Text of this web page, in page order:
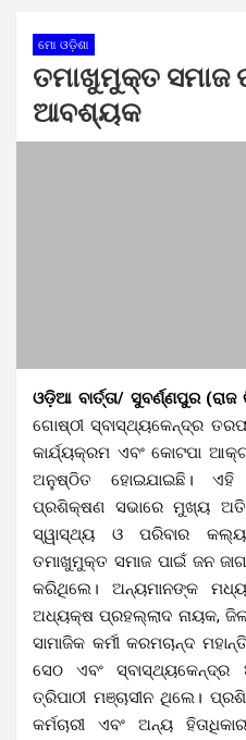
ମୋ ଓଡ଼ିଶା
ତମାଖୁମୁକ୍ତ ସମାଜ
ଆବଶ୍ୟକ
ଓଡ଼ିଆ ବାର୍ତ୍ତା/ ସୁବର୍ଣ୍ଣପୁର
ଗୋଷ୍ଠୀ ସ୍ବାସ୍ଥ୍ୟକେନ୍ଦ୍ର
କାର୍ଯ୍ୟକ୍ରମ ଏବଂ କୋଟପା
ଅନୁଷ୍ଠିତ ହୋଇଯାଇଛି।
ପ୍ରଶିକ୍ଷଣ ସଭାରେ ମୁଖ୍ୟ
ସ୍ୱାସ୍ଥ୍ୟ ଓ ପରିବାର
ତମାଖୁମୁକ୍ତ ସମାଜ ପାଇଁ ଜନ
କରିଥିଲେ। ଅନ୍ୟମାନଙ୍କ
ଅଧ୍ୟକ୍ଷ ପ୍ରହଲ୍ଲାଦ ନାୟକ,
ସାମାଜିକ କର୍ମୀ କରମଚାନ୍ଦ
ସେଠ ଏବଂ
ତ୍ରିପାଠୀ ମଞ୍ଚାସୀନ ଥିଲେ।
କର୍ମଚାରୀ ଏବଂ ଅନ୍ୟ